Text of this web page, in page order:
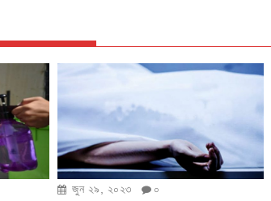
জুন ২৯, ২০২৩ ০